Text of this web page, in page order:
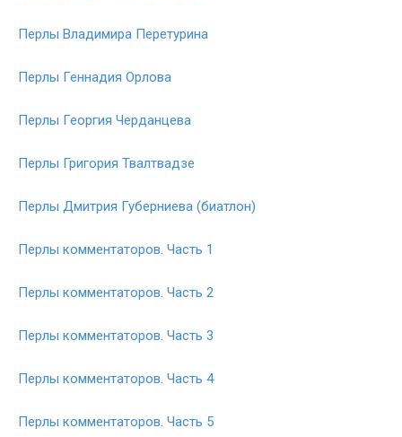
Перлы Владимира Перетурина
Перлы Геннадия Орлова
Перлы Георгия Черданцева
Перлы Григория Твалтвадзе
Перлы Дмитрия Губерниева (биатлон)
Перлы комментаторов. Часть 1
Перлы комментаторов. Часть 2
Перлы комментаторов. Часть 3
Перлы комментаторов. Часть 4
Перлы комментаторов. Часть 5